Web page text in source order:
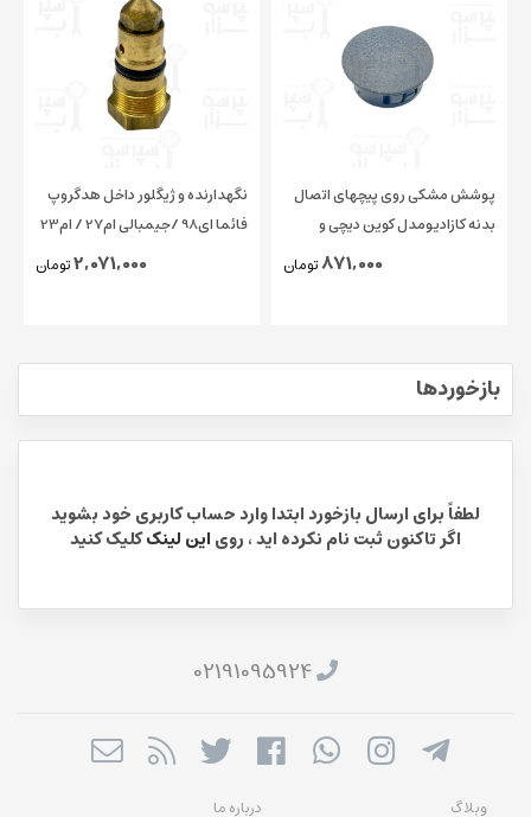
پوشش مشکی روی پیچهای اتصال
بدنه کازادیومدل کوین دیچی و
چیمبالی و فائما قطر ۱۵ میلیمتر
871,000تومان
نگهدارنده و ژیگلور داخل هدگروپ
فائما ای98 /جیمبالی ام27 / ام23
2,071,000تومان
بازخوردها
لطفاً برای ارسال بازخورد ابتدا وارد حساب کاربری خود بشوید
اگر تاکنون ثبت نام نکرده اید ، روی این لینککلیک کنید
02191095924
وبلاگ درباره ما